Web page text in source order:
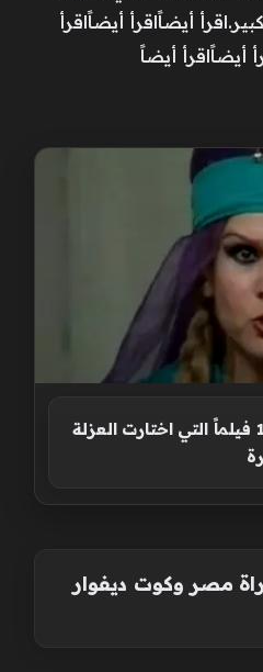
أيضاًاقرأ أيضاًاقرأ
أيضاًاقرأ أيضاً
سناء مظهر نجمة الـ13 فيلماً التي اختارت العزلة
مصر وكوت ديفوار